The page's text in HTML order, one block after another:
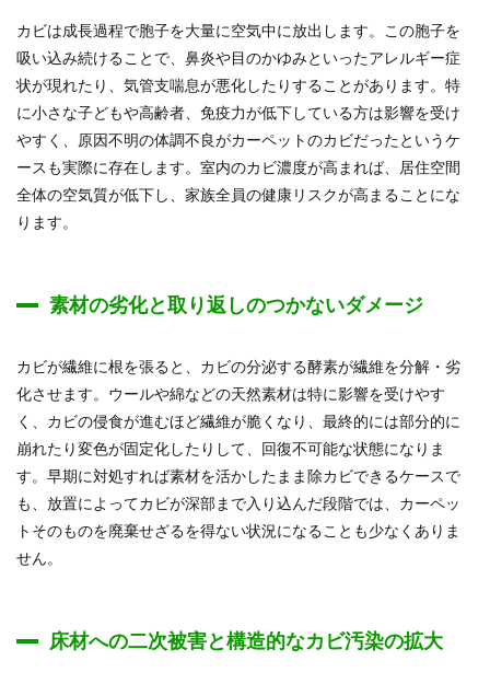
カビは成長過程で胞子を大量に空気中に放出します。この胞子を
吸い込み続けることで、鼻炎や目のかゆみといったアレルギー症
状が現れたり、気管支喘息が悪化したりすることがあります。特
に小さな子どもや高齢者、免疫力が低下している方は影響を受け
やすく、原因不明の体調不良がカーペットのカビだったというケ
ースも実際に存在します。室内のカビ濃度が高まれば、居住空間
全体の空気質が低下し、家族全員の健康リスクが高まることにな
ります。
素材の劣化と取り返しのつかないダメージ
カビが繊維に根を張ると、カビの分泌する酵素が繊維を分解・劣
化させます。ウールや綿などの天然素材は特に影響を受けやす
く、カビの侵食が進むほど繊維が脆くなり、最終的には部分的に
崩れたり変色が固定化したりして、回復不可能な状態になりま
す。早期に対処すれば素材を活かしたまま除カビできるケースで
も、放置によってカビが深部まで入り込んだ段階では、カーペッ
トそのものを廃棄せざるを得ない状況になることも少なくありま
せん。
床材への二次被害と構造的なカビ汚染の拡大